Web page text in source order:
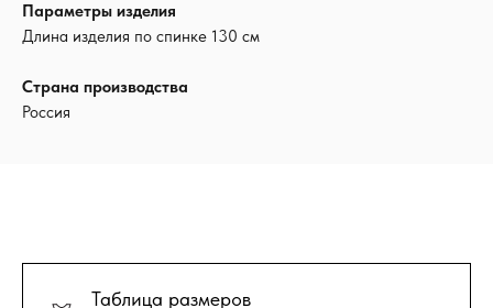
Параметры изделия
Длина изделия по спинке 130 см
Страна производства
Россия
Таблица размеров